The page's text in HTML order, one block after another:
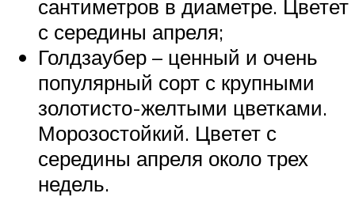
сантиметров в диаметре. Цветет
с середины апреля;
Голдзаубер – ценный и очень
популярный сорт с крупными
золотисто-желтыми цветками.
Морозостойкий. Цветет с
середины апреля около трех
недель.